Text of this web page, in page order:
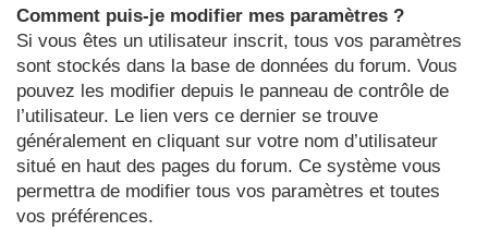
Comment puis-je modifier mes paramètres ?
Si vous êtes un utilisateur inscrit, tous vos paramètres
sont stockés dans la base de données du forum. Vous
pouvez les modifier depuis le panneau de contrôle de
l’utilisateur. Le lien vers ce dernier se trouve
généralement en cliquant sur votre nom d’utilisateur
situé en haut des pages du forum. Ce système vous
permettra de modifier tous vos paramètres et toutes
vos préférences.